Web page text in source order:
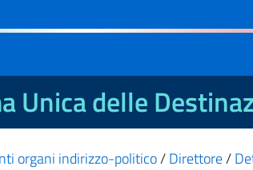
Unica delle
organi indirizzo-politico/Direttore/